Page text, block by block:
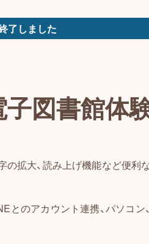
了しました
図書館体
拡大、読み上げ機能など便利
のアカウント連携、パソコン